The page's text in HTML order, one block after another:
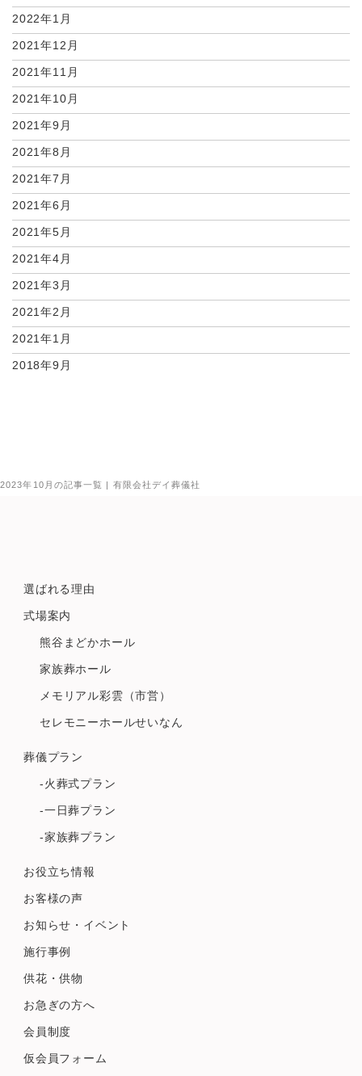
2023年10月の記事一覧 | 有限会社デイ葬儀社
2022年1月
2021年12月
2021年11月
2021年10月
2021年9月
2021年8月
2021年7月
2021年6月
2021年5月
2021年4月
2021年3月
2021年2月
2021年1月
2018年9月
選ばれる理由
式場案内
熊谷まどかホール
家族葬ホール
メモリアル彩雲（市営）
セレモニーホールせいなん
葬儀プラン
-火葬式プラン
-一日葬プラン
-家族葬プラン
お役立ち情報
お客様の声
お知らせ・イベント
施行事例
供花・供物
お急ぎの方へ
会員制度
仮会員フォーム